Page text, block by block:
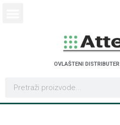
OVLAŠTENI DISTRIBUTER